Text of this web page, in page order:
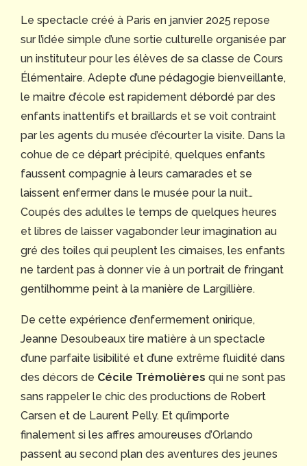
Le spectacle créé à Paris en janvier 2025 repose
sur l’idée simple d’une sortie culturelle organisée par
un instituteur pour les élèves de sa classe de Cours
Élémentaire. Adepte d’une pédagogie bienveillante,
le maitre d’école est rapidement débordé par des
enfants inattentifs et braillards et se voit contraint
par les agents du musée d’écourter la visite. Dans la
cohue de ce départ précipité, quelques enfants
faussent compagnie à leurs camarades et se
laissent enfermer dans le musée pour la nuit…
Coupés des adultes le temps de quelques heures
et libres de laisser vagabonder leur imagination au
gré des toiles qui peuplent les cimaises, les enfants
ne tardent pas à donner vie à un portrait de fringant
gentilhomme peint à la manière de Largillière.
De cette expérience d’enfermement onirique,
Jeanne Desoubeaux tire matière à un spectacle
d’une parfaite lisibilité et d’une extrême fluidité dans
des décors de Cécile Trémolières qui ne sont pas
sans rappeler le chic des productions de Robert
Carsen et de Laurent Pelly. Et qu’importe
finalement si les affres amoureuses d’Orlando
passent au second plan des aventures des jeunes